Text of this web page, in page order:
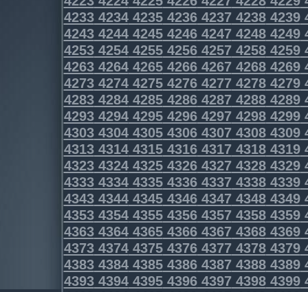
4233423442354236423742384239
4243424442454246424742484249
4253425442554256425742584259
4263426442654266426742684269
4273427442754276427742784279
4283428442854286428742884289
4293429442954296429742984299
4303430443054306430743084309
4313431443154316431743184319
4323432443254326432743284329
4333433443354336433743384339
4343434443454346434743484349
4353435443554356435743584359
4363436443654366436743684369
4373437443754376437743784379
4383438443854386438743884389
4393439443954396439743984399